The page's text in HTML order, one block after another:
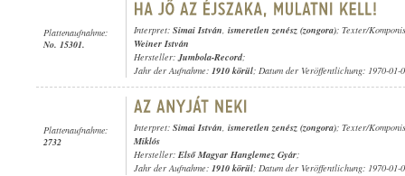
Plattenaufnahme:
No. 15301.
Interpret: Simai István, ismeretlen zenész (zongora); Texter/
Weiner István
Hersteller:Jumbola-Record;
Jahr der Aufnahme: 1910 körül; Datum der Veröffentlichung: 1970-01-
Plattenaufnahme:
2732
Interpret: Simai István, ismeretlen zenész (zongora); Texter/
Miklós
Hersteller: Első Magyar Hanglemez Gyár;
Jahr der Aufnahme: 1910 körül; Datum der Veröffentlichung: 1970-01-